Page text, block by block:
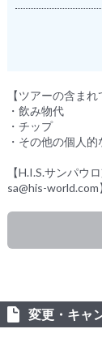
【ツアーの含まれ
・飲み物代
・チップ
・その他の個人的
【H.I.S.サンパ
sa@his-world.com
変更・キャ